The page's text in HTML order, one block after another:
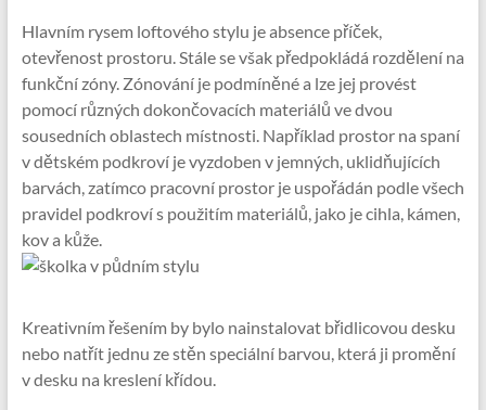
Hlavním rysem loftového stylu je absence příček,
otevřenost prostoru. Stále se však předpokládá rozdělení na
funkční zóny. Zónování je podmíněné a lze jej provést
pomocí různých dokončovacích materiálů ve dvou
sousedních oblastech místnosti. Například prostor na spaní
v dětském podkroví je vyzdoben v jemných, uklidňujících
barvách, zatímco pracovní prostor je uspořádán podle všech
pravidel podkroví s použitím materiálů, jako je cihla, kámen,
kov a kůže.
Kreativním řešením by bylo nainstalovat břidlicovou desku
nebo natřít jednu ze stěn speciální barvou, která ji promění
v desku na kreslení křídou.